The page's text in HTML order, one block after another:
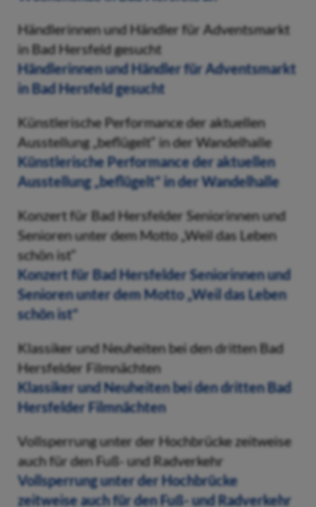
Händlerinnen und Händler für Adventsmarkt
in Bad Hersfeld gesucht
Händlerinnen und Händler für Adventsmarkt
in Bad Hersfeld gesucht
Künstlerische Performance der aktuellen
Ausstellung „beflügelt“ in der Wandelhalle
Künstlerische Performance der aktuellen
Ausstellung „beflügelt“ in der Wandelhalle
Konzert für Bad Hersfelder Seniorinnen und
Senioren unter dem Motto „Weil das Leben
schön ist“
Konzert für Bad Hersfelder Seniorinnen und
Senioren unter dem Motto „Weil das Leben
schön ist“
Klassiker und Neuheiten bei den dritten Bad
Hersfelder Filmnächten
Klassiker und Neuheiten bei den dritten Bad
Hersfelder Filmnächten
Vollsperrung unter der Hochbrücke zeitweise
auch für den Fuß- und Radverkehr
Vollsperrung unter der Hochbrücke
zeitweise auch für den Fuß- und Radverkehr